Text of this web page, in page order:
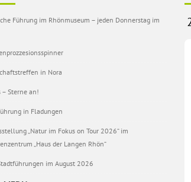
Führung im Rhönmuseum – jeden Donnerstag im
in Nora
– Sterne an!
in Fladungen
„Natur im Fokus on Tour 2026“ im
„Haus der Langen Rhön“
im August 2026